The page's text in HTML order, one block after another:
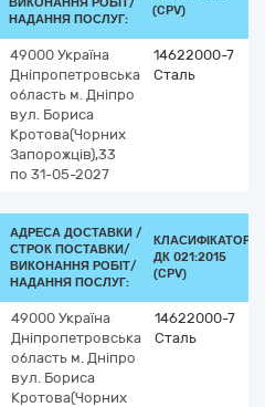
НАДАННЯ ПОСЛУГ:
(CPV)
49000 Україна
Дніпропетровська
область м. Дніпро
вул. Бориса
Кротова(Чорних
Запорожців),33
по 31-05-2027
14622000-7
Сталь
АДРЕСА ДОСТАВКИ /
СТРОК ПОСТАВКИ/
ВИКОНАННЯ РОБІТ/
НАДАННЯ ПОСЛУГ:
КЛАСИФІКАТОР
ДК 021:2015
(CPV)
49000 Україна
Дніпропетровська
область м. Дніпро
вул. Бориса
Кротова(Чорних
14622000-7
Сталь